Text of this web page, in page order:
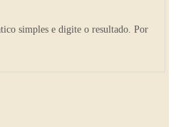
simples e digite o resultado. Por